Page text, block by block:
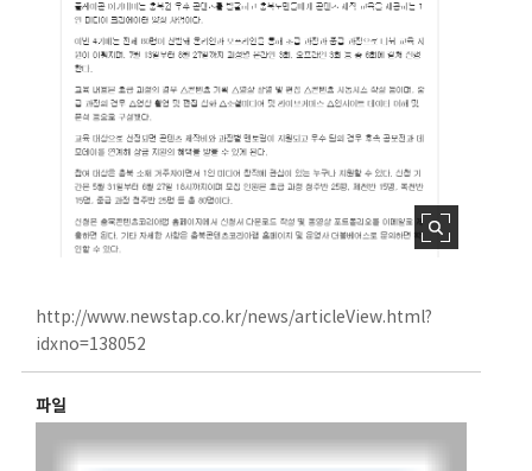
http://www.newstap.co.kr/news/articleView.html?
idxno=138052
파일